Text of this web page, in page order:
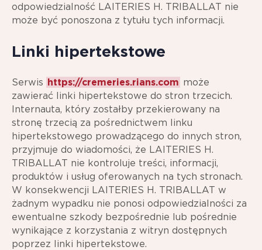
odpowiedzialność LAITERIES H. TRIBALLAT nie
może być ponoszona z tytułu tych informacji.
Linki hipertekstowe
Serwis https://cremeries.rians.com może
zawierać linki hipertekstowe do stron trzecich.
Internauta, który zostałby przekierowany na
stronę trzecią za pośrednictwem linku
hipertekstowego prowadzącego do innych stron,
przyjmuje do wiadomości, że LAITERIES H.
TRIBALLAT nie kontroluje treści, informacji,
produktów i usług oferowanych na tych stronach.
W konsekwencji LAITERIES H. TRIBALLAT w
żadnym wypadku nie ponosi odpowiedzialności za
ewentualne szkody bezpośrednie lub pośrednie
wynikające z korzystania z witryn dostępnych
poprzez linki hipertekstowe.